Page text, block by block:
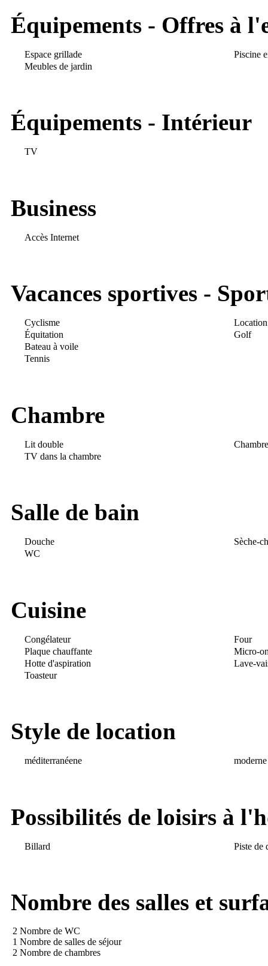
Équipements - Offres à
Espace grillade
Meubles de jardin
Piscine
Équipements - Intérieur
TV
Business
Accès Internet
Vacances sportives -
Cyclisme
Équitation
Bateau à voile
Tennis
Golf
Chambre
Lit double
TV dans la chambre
Salle de bain
Douche
WC
Sèche-
Cuisine
Congélateur
Plaque chauffante
Hotte d'aspiration
Toasteur
Four
Micro-
Lave-
Style de location
méditerranéene moderne
Possibilités de loisirs à
Billard Piste de
Nombre des salles et
2 Nombre de WC
1 Nombre de salles de séjour
2 Nombre de chambres